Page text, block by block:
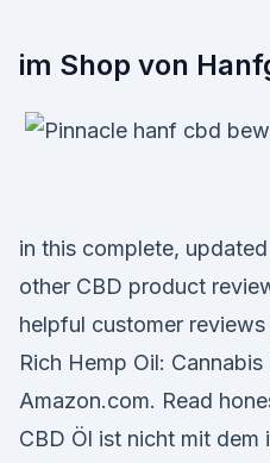
im Shop von
in this complete,
other CBD product
helpful customer
Rich Hemp Oil:
Amazon.com. Read
CBD Öl ist nicht mit